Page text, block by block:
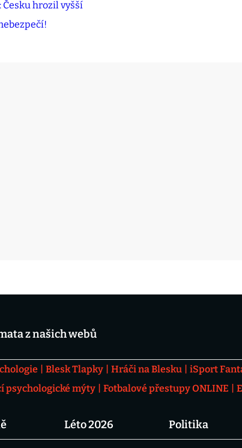
z našich webů
Blesk Tlapky Hráči na Blesku iSport
psychologické mýty
Fotbalové přestupy ONLINE
Léto 2026 Politika